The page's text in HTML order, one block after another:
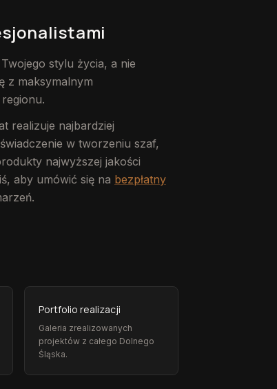
stylu życia, a nie
z maksymalnym
realizuje najbardziej
w tworzeniu szaf,
najwyższej jakości
aby umówić się na bezpłatny
Portfolio realizacji
Galeria zrealizowanych
projektów z całego Dolnego
Śląska.